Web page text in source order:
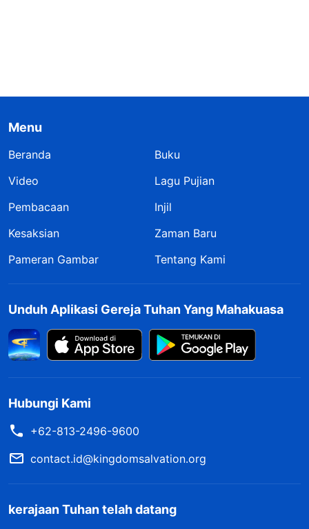
Menu
Beranda
Buku
Video
Lagu Pujian
Pembacaan
Injil
Kesaksian
Zaman Baru
Pameran Gambar
Tentang Kami
Unduh Aplikasi Gereja Tuhan Yang Mahakuasa
Hubungi Kami
+62-813-2496-9600
contact.id@kingdomsalvation.org
kerajaan Tuhan telah datang